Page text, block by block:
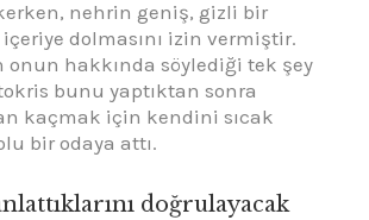
nehrin geniş, gizli bir
dolmasını izin vermiştir.
onun hakkında söylediği tek şey
bunu yaptıktan sonra
kaçmak için kendini sıcak
bir odaya attı.
doğrulayacak